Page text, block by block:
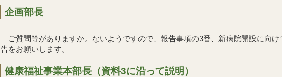
企画部長
ご質問等がありますか。ないようですので、報告事項の3番、新病院開設に向
告をお願いします。
健康福祉事業本部長（資料3に沿って説明）